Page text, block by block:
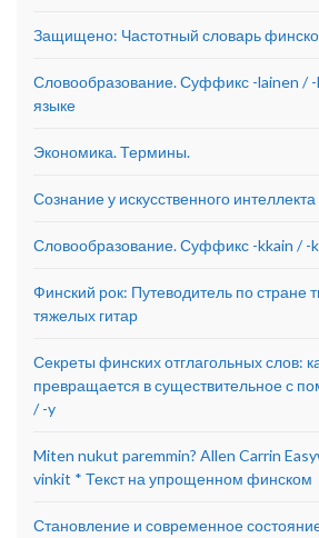
Защищено: Частотный словарь
Словообразование. Суффикс -lainen /
языке
Экономика. Термины.
Сознание у искусственного
Словообразование. Суффикс -kkain / -
Финский рок: Путеводитель по стране
тяжелых гитар
Секреты финских отглагольных слов:
превращается в существительное с
/ -y
Miten nukut paremmin? Allen Carrin
vinkit * Текст на упрощенном финском
Становление и современное